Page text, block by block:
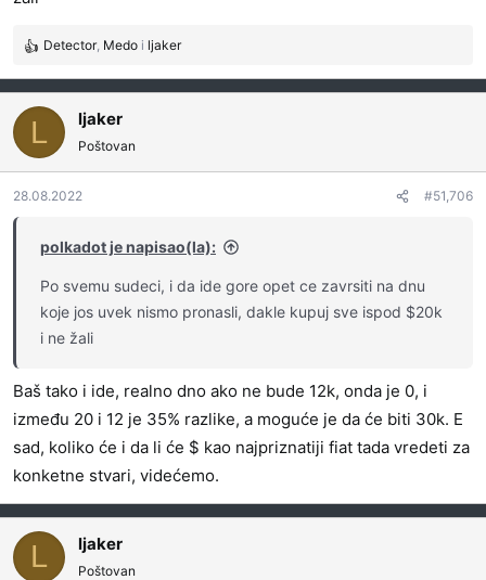
R
e
a
g
v
a
n
Detector, Medo i ljaker
L ljaker
Poštovan
28.08.2022 #51,706
polkadot je napisao(la):
Po svemu sudeci, i da ide gore opet ce zavrsiti na dnu
koje jos uvek nismo pronasli, dakle kupuj sve ispod $20k
i ne žali
Baš tako i ide, realno dno ako ne bude 12k, onda je 0, i
između 20 i 12 je 35% razlike, a moguće je da će biti 30k. E
sad, koliko će i da li će $ kao najpriznatiji fiat tada vredeti za
konketne stvari, videćemo.
L ljaker
Poštovan